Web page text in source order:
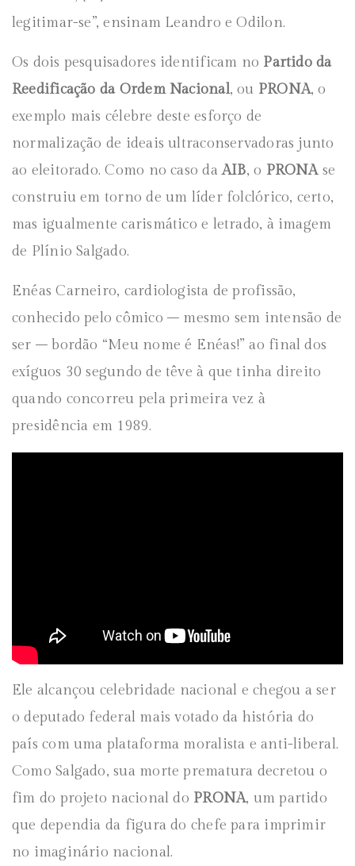
legitimar-se”, ensinam Leandro e Odilon.
Os dois pesquisadores identificam no Partido da
Reedificação da Ordem Nacional, ou PRONA, o
exemplo mais célebre deste esforço de
normalização de ideais ultraconservadoras junto
ao eleitorado. Como no caso daAIB, o PRONAse
construiu em torno de um líder folclórico, certo,
mas igualmente carismático e letrado, à imagem
de Plínio Salgado.
Enéas Carneiro, cardiologista de profissão,
conhecido pelo cômico – mesmo sem intensão de
ser – bordão “Meu nome é Enéas!” ao final dos
exíguos 30 segundo de têve à que tinha direito
quando concorreu pela primeira vez à
presidência em 1989.
Ele alcançou celebridade nacional e chegou a ser
o deputado federal mais votado da história do
país com uma plataforma moralista e anti-liberal.
Como Salgado, sua morte prematura decretou o
fim do projeto nacional do PRONA, um partido
que dependia da figura do chefe para imprimir
no imaginário nacional.